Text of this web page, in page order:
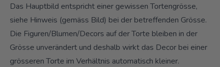
Das Hauptbild entspricht einer gewissen Tortengrösse,
siehe Hinweis (gemäss Bild) bei der betreffenden Grösse.
Die Figuren/Blumen/Decors auf der Torte bleiben in der
Grösse unverändert und deshalb wirkt das Decor bei einer
grösseren Torte im Verhältnis automatisch kleiner.